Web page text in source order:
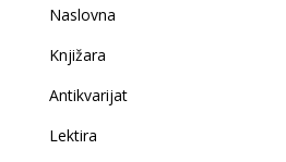
Naslovna
Knjižara
Antikvarijat
Lektira